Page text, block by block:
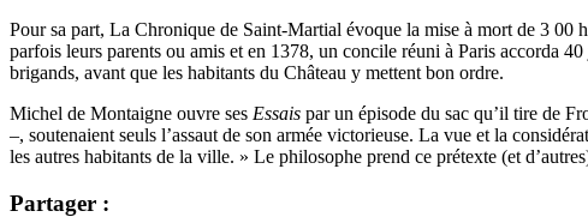
Pour sa part, La Chronique de Saint-Martial évoque la mise à mort de 3 00
parfois leurs parents ou amis et en 1378, un concile réuni à Paris accorda
brigands, avant que les habitants du Château y mettent bon ordre.
Michel de Montaigne ouvre ses Essais par un épisode du sac qu’il tire de
–, soutenaient seuls l’assaut de son armée victorieuse. La vue et la
les autres habitants de la ville. » Le philosophe prend ce prétexte (et
Partager :